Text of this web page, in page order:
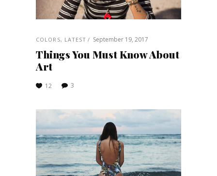
COLORS, LATEST September 19, 2017
Things You Must Know About
Art
12 3